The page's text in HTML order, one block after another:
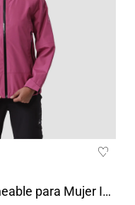
Chaqueta Impermeable para Mujer Iguazú Rosado